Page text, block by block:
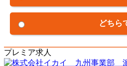
どちら
プレミア求人